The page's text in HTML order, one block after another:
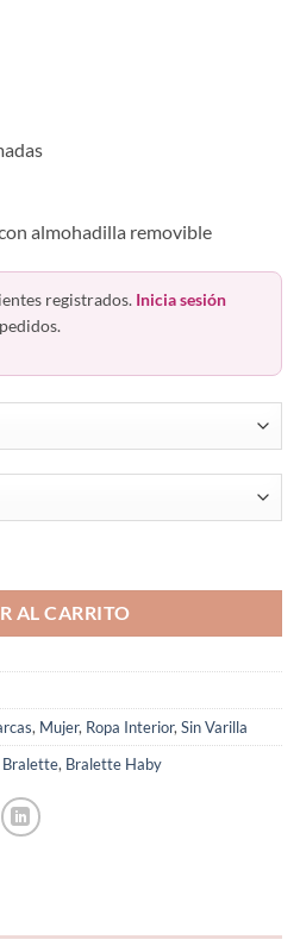
almohadilla removible
registrados. Inicia sesión
AL CARRITO
, Mujer, Ropa Interior, Sin Varilla
Bralette, Bralette Haby